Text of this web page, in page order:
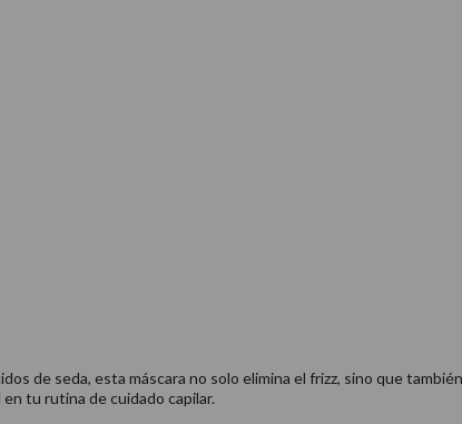
de seda, esta máscara no solo elimina el frizz, sino que
tu rutina de cuidado capilar.